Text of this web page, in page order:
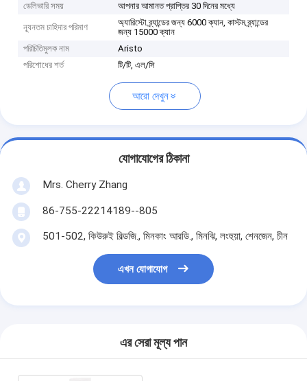
ডেলিভারি সময়
আপনার আমানত প্রাপ্তির 30 দিনের মধ্যে
ন্যূনতম চাহিদার পরিমাণ
অ্যারিস্টো ব্র্যান্ডের জন্য 6000 ক্যান, কাস্টম ব্র্যান্ডের
জন্য 15000 ক্যান
পরিচিতিমুলক নাম
Aristo
পরিশোধের শর্ত
টি/টি, এল/সি
আরো দেখুন
যোগাযোগের ঠিকানা
Mrs. Cherry Zhang
86-755-22214189--805
501-502, কিউরুই বিল্ডজি., মিনকাং আরডি., মিনঝি, লংহুয়া, শেনজেন, চীন
এখন যোগাযোগ
এর সেরা মূল্য পান